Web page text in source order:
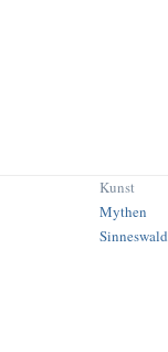
Kunst
Mythen
Sinneswald